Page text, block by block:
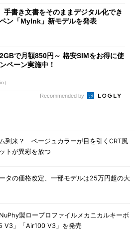
手書き文書をそのままデジタル化でき
ン「MyInk」新モデルを発表
で月額850円～ 格安SIMをお得に使
ペーン実施中！
）
Recommended by
到来？ ベージュカラーが目を引くCRT風
トが異彩を放つ
タの価格改定、一部モデルは25万円超の大
製ロープロファイルメカニカルキーボ
V3」「Air100 V3」を発売